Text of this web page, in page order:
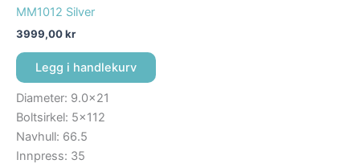
MM1012 Silver
3999,00kr
Legg i handlekurv
Diameter: 9.0×21
Boltsirkel: 5×112
Navhull: 66.5
Innpress: 35